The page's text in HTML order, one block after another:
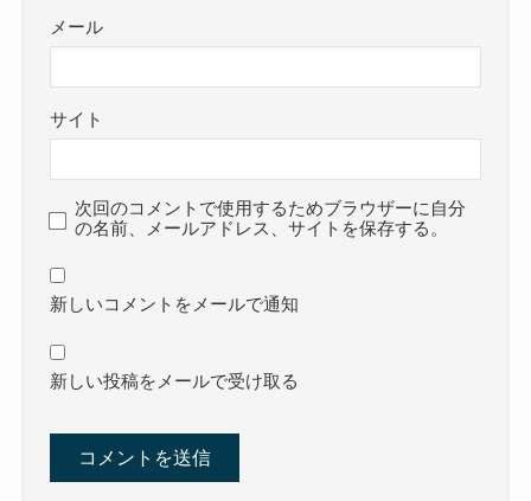
メール
サイト
次回のコメントで使用するためブラウザーに自分
の名前、メールアドレス、サイトを保存する。
新しいコメントをメールで通知
新しい投稿をメールで受け取る